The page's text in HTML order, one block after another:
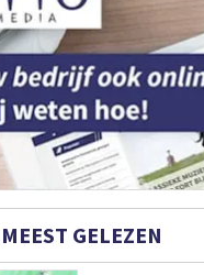
MEEST GELEZEN